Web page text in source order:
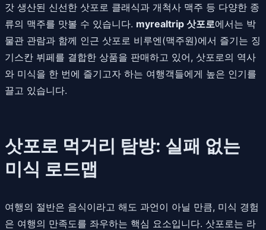
갓 생산된 신선한 삿포로 클래식과 개척사 맥주 등 다양한 종
류의 맥주를 맛볼 수 있습니다. myrealtrip 삿포로에서는 박
물관 관람과 함께 인근 삿포로 비루엔(맥주원)에서 즐기는 징
기스칸 뷔페를 결합한 상품을 판매하고 있어, 삿포로의 역사
와 미식을 한 번에 즐기고자 하는 여행객들에게 높은 인기를
끌고 있습니다.
삿포로 먹거리 탐방: 실패 없는
미식 로드맵
여행의 절반은 음식이라고 해도 과언이 아닐 만큼, 미식 경험
은 여행의 만족도를 좌우하는 핵심 요소입니다. 삿포로는 라